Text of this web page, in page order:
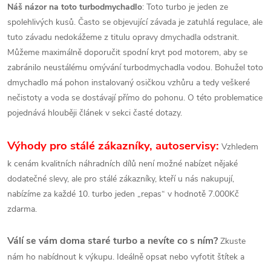
Náš názor na toto turbodmychadlo: Toto turbo je jeden ze
spolehlivých kusů. Často se objevující závada je zatuhlá regulace, ale
tuto závadu nedokážeme z titulu opravy dmychadla odstranit.
Můžeme maximálně doporučit spodní kryt pod motorem, aby se
zabránilo neustálému omývání turbodmychadla vodou. Bohužel toto
dmychadlo má pohon instalovaný osičkou vzhůru a tedy veškeré
nečistoty a voda se dostávají přímo do pohonu. O této problematice
pojednává hlouběji článek v sekci časté dotazy.
Výhody pro stálé zákazníky, autoservisy: Vzhledem
k cenám kvalitních náhradních dílů není možné nabízet nějaké
dodatečné slevy, ale pro stálé zákazníky, kteří u nás nakupují,
nabízíme za každé 10. turbo jeden „repas“ v hodnotě 7.000Kč
zdarma.
Válí se vám doma staré turbo a nevíte co s ním? Zkuste
nám ho nabídnout k výkupu. Ideálně opsat nebo vyfotit štítek a